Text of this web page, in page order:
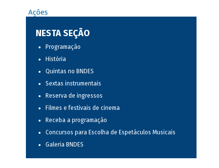
Ações
NESTA SEÇÃO
Programação
História
Quintas no BNDES
Sextas instrumentais
Reserva de ingressos
Filmes e festivais de cinema
Receba a programação
Concursos para Escolha de Espetáculos Musicais
Galeria BNDES